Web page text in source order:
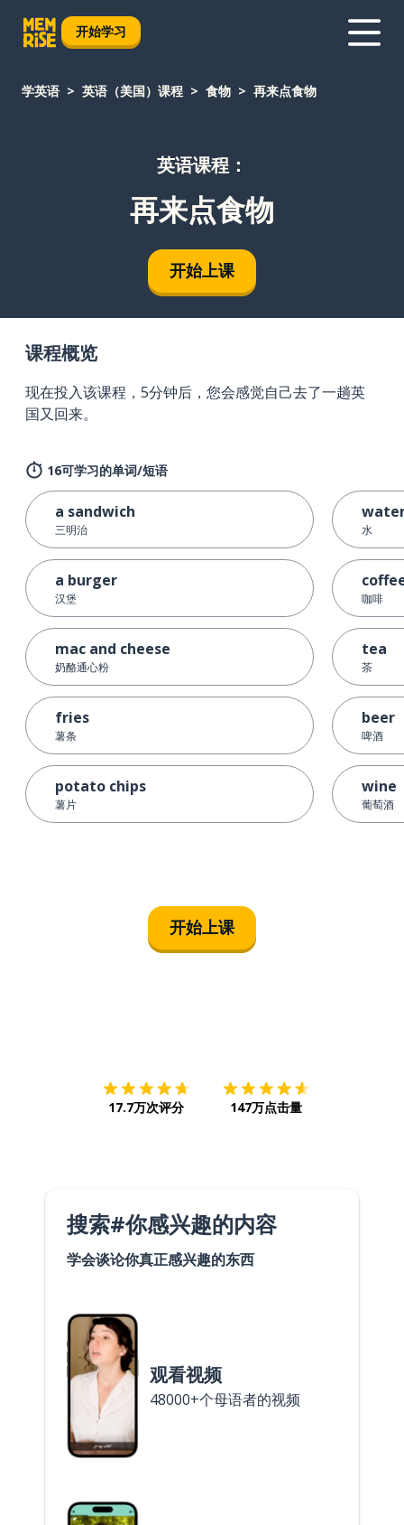
开始学习
学英语 英语（美国）课程 食物 再来点食物
英语课程：
再来点食物
开始上课
课程概览
现在投入该课程，5分钟后，您会感觉自己去了一趟英
国又回来。
16可学习的单词/短语
a sandwich
三明治
a burger
汉堡
mac and cheese
奶酪通心粉
fries
薯条
potato chips
薯片
水
咖啡
tea
茶
beer
啤酒
wine
葡萄酒
开始上课
17.7万次评分 147万点击量
搜索#你感兴趣的内容
学会谈论你真正感兴趣的东西
观看视频
48000+个母语者的视频